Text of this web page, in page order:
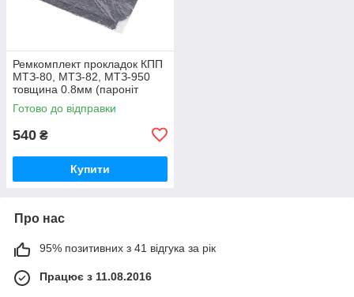
Ремкомплект прокладок КПП
МТЗ-80, МТЗ-82, МТЗ-950
товщина 0.8мм (пароніт
Україна) Р/к коробки передач
МТЗ
Готово до відправки
540 ₴
Купити
Про нас
95% позитивних з 41 відгука за рік
Працює з 11.08.2016